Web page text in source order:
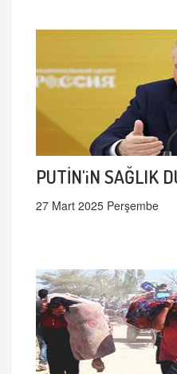
PUTİN'iN SAĞLIK
27 Mart 2025 Perşembe